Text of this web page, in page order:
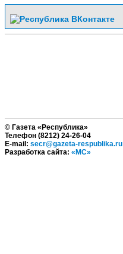
© Газета «Республика»
Телефон (8212) 24-26-04
E-mail: secr@gazeta-respublika.ru
Разработка сайта: «МС»